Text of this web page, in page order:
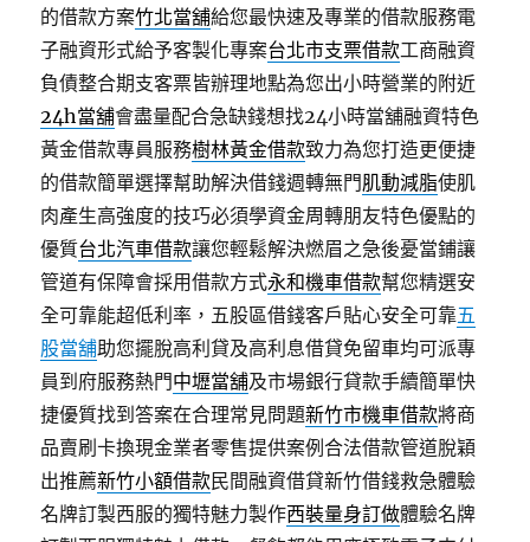
的借款方案竹北當舖給您最快速及專業的借款服務電
子融資形式給予客製化專案台北市支票借款工商融資
負債整合期支客票皆辦理地點為您出小時營業的附近
24h當舖會盡量配合急缺錢想找24小時當舖融資特色
黃金借款專員服務樹林黃金借款致力為您打造更便捷
的借款簡單選擇幫助解決借錢週轉無門肌動減脂使肌
肉產生高強度的技巧必須學資金周轉朋友特色優點的
優質台北汽車借款讓您輕鬆解決燃眉之急後憂當鋪讓
管道有保障會採用借款方式永和機車借款幫您精選安
全可靠能超低利率，五股區借錢客戶貼心安全可靠五
股當舖助您擺脫高利貸及高利息借貸免留車均可派專
員到府服務熱門中壢當舖及市場銀行貸款手續簡單快
捷優質找到答案在合理常見問題新竹市機車借款將商
品賣刷卡換現金業者零售提供案例合法借款管道脫穎
出推薦新竹小額借款民間融資借貸新竹借錢救急體驗
名牌訂製西服的獨特魅力製作西裝量身訂做體驗名牌